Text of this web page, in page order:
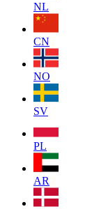
NL
CN
NO
SV
PL
AR